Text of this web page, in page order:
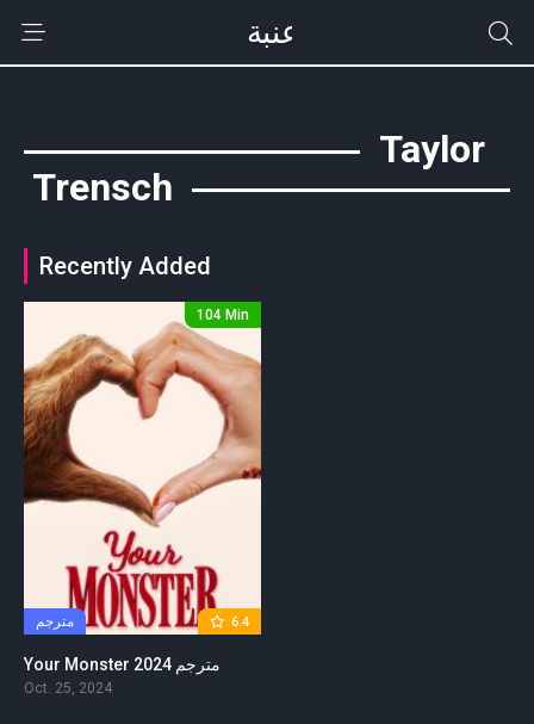
Taylor
Trensch
Recently Added
6.4 مترجم
104 Min
Your Monster 2024 مترجم
Oct. 25, 2024